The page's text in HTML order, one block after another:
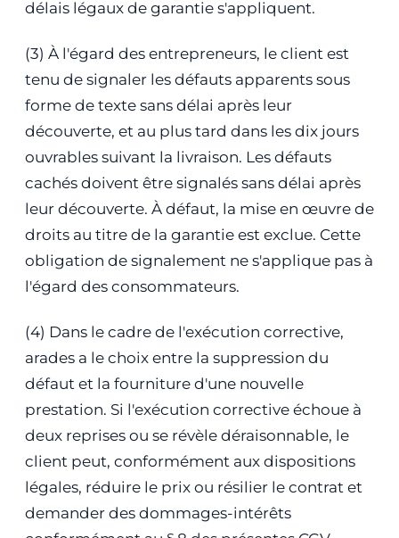
délais légaux de garantie s'appliquent.
(3) À l'égard des entrepreneurs, le client est
tenu de signaler les défauts apparents sous
forme de texte sans délai après leur
découverte, et au plus tard dans les dix jours
ouvrables suivant la livraison. Les défauts
cachés doivent être signalés sans délai après
leur découverte. À défaut, la mise en œuvre de
droits au titre de la garantie est exclue. Cette
obligation de signalement ne s'applique pas à
l'égard des consommateurs.
(4) Dans le cadre de l'exécution corrective,
arades a le choix entre la suppression du
défaut et la fourniture d'une nouvelle
prestation. Si l'exécution corrective échoue à
deux reprises ou se révèle déraisonnable, le
client peut, conformément aux dispositions
légales, réduire le prix ou résilier le contrat et
demander des dommages-intérêts